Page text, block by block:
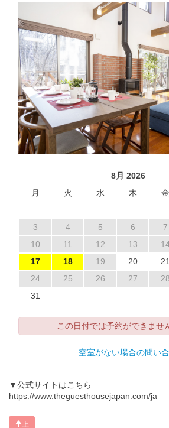
8月 2026
月
火 水 木 金
3
4 5 6 7
10
11 12 13
17
18 19 20 21
24
25 26 27 28
31
この日付では予約ができませ
空室がない場合の問い
▼公式サイトはこちら
https://www.theguesthousejapan.com/ja
上